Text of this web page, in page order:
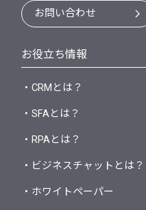
お問い合わせ
お役立ち情報
・CRMとは？
・SFAとは？
・RPAとは？
・ビジネスチャットとは？
・ホワイトペーパー